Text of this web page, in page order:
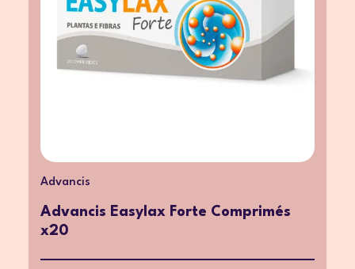
Advancis
Advancis Easylax Forte Comprimés
x20